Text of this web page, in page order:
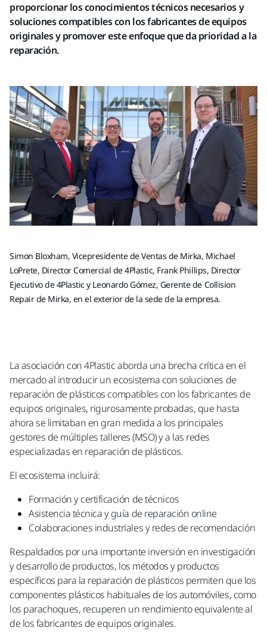
proporcionar los conocimientos técnicos necesarios y
soluciones compatibles con los fabricantes de equipos
originales y promover este enfoque que da prioridad a la
reparación.
Simon Bloxham, Vicepresidente de Ventas de Mirka, Michael
LoPrete, Director Comercial de 4Plastic, Frank Phillips, Director
Ejecutivo de 4Plastic y Leonardo Gómez, Gerente de Collision
Repair de Mirka, en el exterior de la sede de la empresa.
La asociación con 4Plastic aborda una brecha crítica en el
mercado al introducir un ecosistema con soluciones de
reparación de plásticos compatibles con los fabricantes de
equipos originales, rigurosamente probadas, que hasta
ahora se limitaban en gran medida a los principales
gestores de múltiples talleres (MSO) y a las redes
especializadas en reparación de plásticos.
El ecosistema incluirá:
Formación y certificación de técnicos
Asistencia técnica y guía de reparación online
Colaboraciones industriales y redes de recomendación
Respaldados por una importante inversión en investigación
y desarrollo de productos, los métodos y productos
específicos para la reparación de plásticos permiten que los
componentes plásticos habituales de los automóviles, como
los parachoques, recuperen un rendimiento equivalente al
de los fabricantes de equipos originales.